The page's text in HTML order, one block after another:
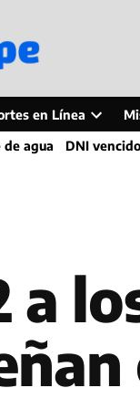
en Línea
Open
dropdown
de agua DNI vencido